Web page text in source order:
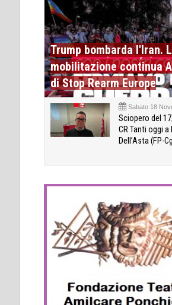
Trump bombarda l'Iran.
mobilitazione continua
di Stop Rearm Europe
Sabato 18
Sciopero del
CR Tanti oggi a
Dell’Asta (FP-